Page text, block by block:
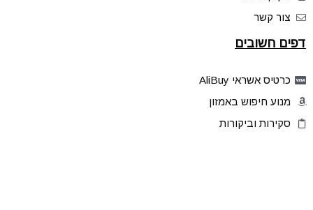
צור קשר
דפים חשובים
כרטיס אשראי AliBuy
מנוע חיפוש באמזון
סקירות וביקורות